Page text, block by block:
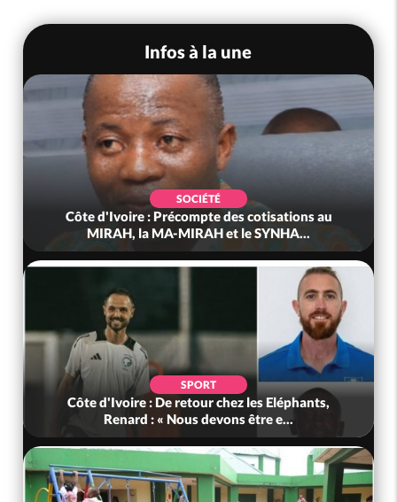
Infos à la une
SOCIÉTÉ
Côte d'Ivoire : Précompte des cotisations au
MIRAH, la MA-MIRAH et le SYNHA...
SPORT
Côte d'Ivoire : De retour chez les Eléphants,
Renard : « Nous devons être e...